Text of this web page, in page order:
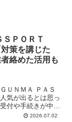
ＳＰＯＲＴ
策を講じた
絡めた活用も
ＵＮＭＡ ＰＡＳ
気が出るとは思っ
付や手続きが中断
対策を講...2026.07.02